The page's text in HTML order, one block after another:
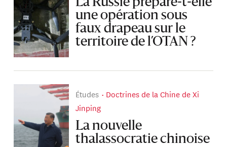
une opération sous
faux drapeau sur le
territoire de l’OTAN ?
Études
Doctrines de la Chine de Xi
Jinping
La nouvelle
thalassocratie chinoise